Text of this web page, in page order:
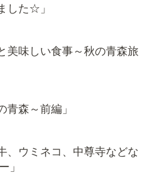
した☆」
美味しい食事～秋の青森旅
青森～前編」
、ウミネコ、中尊寺などな
」